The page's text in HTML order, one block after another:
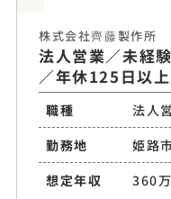
株式会社齊藤製作所
法人営業／未経
／年休125日以
職種
法人
勤務地
姫路
想定年収
360